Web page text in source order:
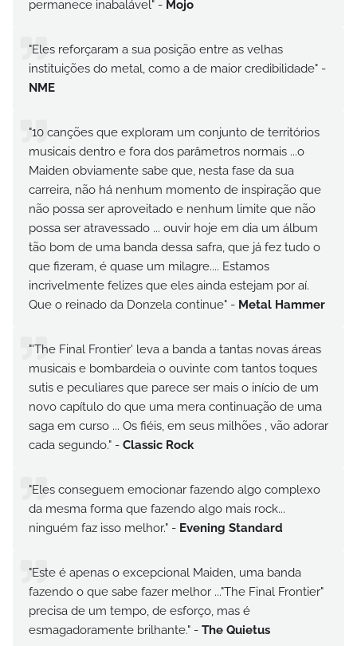
permanece inabalável" - Mojo
"Eles reforçaram a sua posição entre as velhas
instituições do metal, como a de maior credibilidade" -
NME
"10 canções que exploram um conjunto de territórios
musicais dentro e fora dos parâmetros normais ...o
Maiden obviamente sabe que, nesta fase da sua
carreira, não há nenhum momento de inspiração que
não possa ser aproveitado e nenhum limite que não
possa ser atravessado ... ouvir hoje em dia um álbum
tão bom de uma banda dessa safra, que já fez tudo o
que fizeram, é quase um milagre.... Estamos
incrivelmente felizes que eles ainda estejam por aí.
Que o reinado da Donzela continue" - Metal Hammer
"'The Final Frontier' leva a banda a tantas novas áreas
musicais e bombardeia o ouvinte com tantos toques
sutis e peculiares que parece ser mais o início de um
novo capítulo do que uma mera continuação de uma
saga em curso ... Os fiéis, em seus milhões , vão adorar
cada segundo." - Classic Rock
"Eles conseguem emocionar fazendo algo complexo
da mesma forma que fazendo algo mais rock...
ninguém faz isso melhor." - Evening Standard
"Este é apenas o excepcional Maiden, uma banda
fazendo o que sabe fazer melhor ..."The Final Frontier"
precisa de um tempo, de esforço, mas é
esmagadoramente brilhante." - The Quietus